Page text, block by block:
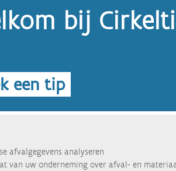
bij
een tip
afvalgegevens analyseren
van uw onderneming over afval- en